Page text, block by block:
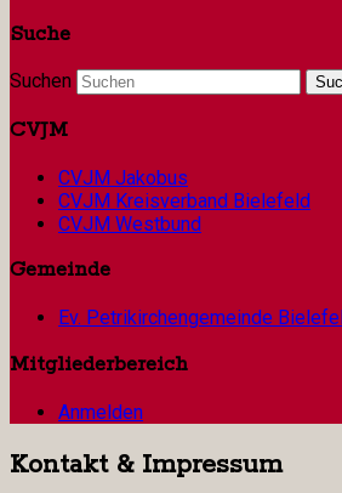
Suche
Suchen
CVJM
CVJM Jakobus
CVJM Kreisverband Bielefeld
CVJM Westbund
Gemeinde
Ev. Petrikirchengemeinde
Mitgliederbereich
Anmelden
Kontakt & Impressum